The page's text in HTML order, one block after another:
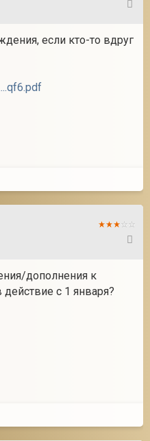
если кто-то вдруг
дополнения к
с 1 января?